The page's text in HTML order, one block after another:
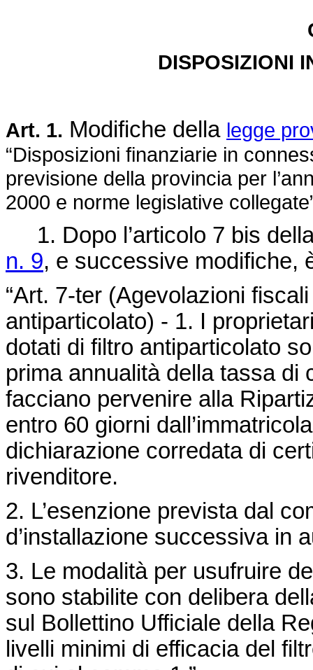
DISPOSIZIONI
Art. 1. Modifiche della legge
“Disposizioni finanziarie in
previsione della provincia per
2000 e norme legislative
1. Dopo l’articolo 7 bis
n. 9, e successive modifiche,
“Art. 7-ter (Agevolazioni
antiparticolato) - 1. I
dotati di filtro antiparticolato
prima annualità della tassa di
facciano pervenire alla
entro 60 giorni
dichiarazione corredata di
rivenditore.
2. L’esenzione prevista dal
d’installazione successiva in
3. Le modalità per usufruire
sono stabilite con delibera
sul Bollettino Ufficiale della
livelli minimi di efficacia del